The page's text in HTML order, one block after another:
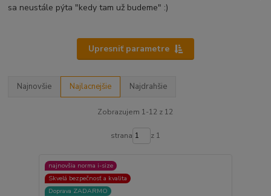
sa neustále pýta "kedy tam už budeme" :)
Upresniť parametre
Najnovšie Najlacnejšie Najdrahšie
Zobrazujem 1-12 z 12
strana z 1
najnovšia norma i-size
Skvelá bezpečnosť a kvalita
Doprava ZADARMO